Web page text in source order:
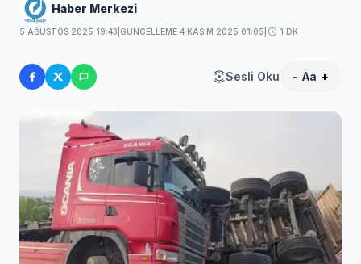
Haber Merkezi
5 AĞUSTOS 2025 19:43 GÜNCELLEME 4 KASIM 2025 01:05 1 DK
Sesli Oku - Aa +